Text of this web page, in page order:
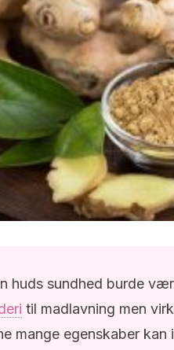
huds sundhed burde
til madlavning men
mange egenskaber